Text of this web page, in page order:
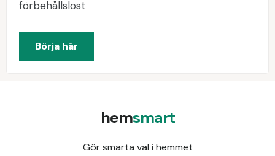
förbehållslöst
Börja här
hemsmart
Gör smarta val i hemmet